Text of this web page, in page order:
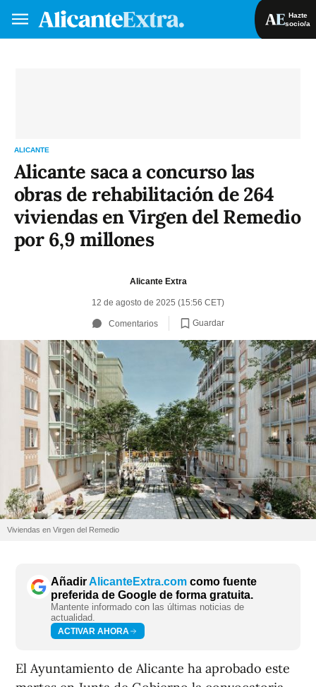
Hazte
socio/a
ALICANTE
Alicante saca a concurso las
obras de rehabilitación de 264
viviendas en Virgen del Remedio
por 6,9 millones
Alicante Extra
12 de agosto de 2025 (15:56 CET)
Comentarios Guardar
Viviendas en Virgen del Remedio
AñadirAlicanteExtra.com como fuente
preferida de Google de forma gratuita.
Mantente informado con las últimas noticias de
actualidad.
ACTIVAR AHORA
El Ayuntamiento de Alicante ha aprobado este